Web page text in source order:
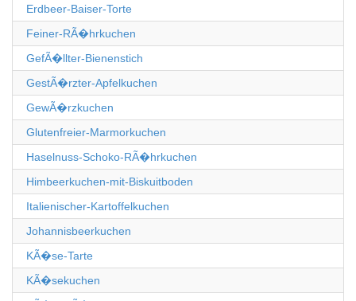
Erdbeer-Baiser-Torte
Feiner-RÃ�hrkuchen
GefÃ�llter-Bienenstich
GestÃ�rzter-Apfelkuchen
GewÃ�rzkuchen
Glutenfreier-Marmorkuchen
Haselnuss-Schoko-RÃ�hrkuchen
Himbeerkuchen-mit-Biskuitboden
Italienischer-Kartoffelkuchen
Johannisbeerkuchen
KÃ�se-Tarte
KÃ�sekuchen